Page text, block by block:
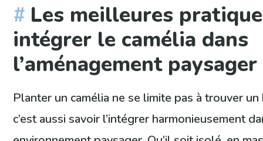
Les meilleures
intégrer le camélia dans
l’aménagement paysager
Planter un camélia ne se limite pas à trouver
c’est aussi savoir l’intégrer harmonieusement